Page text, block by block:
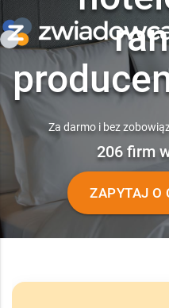
Za darmo i bez
206 firm
ZAPYTAJ O